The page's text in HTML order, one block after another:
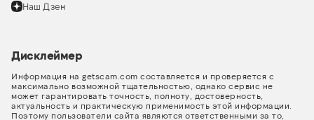
Наш Дзен
Дисклеймер
Информация на getscam.com составляется и проверяется с
максимально возможной тщательностью, однако сервис не
может гарантировать точность, полноту, достоверность,
актуальность и практическую применимость этой информации.
Поэтому пользователи сайта являются ответственными за то,